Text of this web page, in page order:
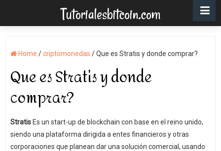
Tutorialesbitcoin.com
Home /criptomonedas /Que es Stratis y donde comprar?
Que es Stratis y donde
comprar?
StratisEs un start-up de blockchain con base en el reino unido,
siendo una plataforma dirigida a entes financieros y otras
corporaciones que planean dar una solución comercial, usando